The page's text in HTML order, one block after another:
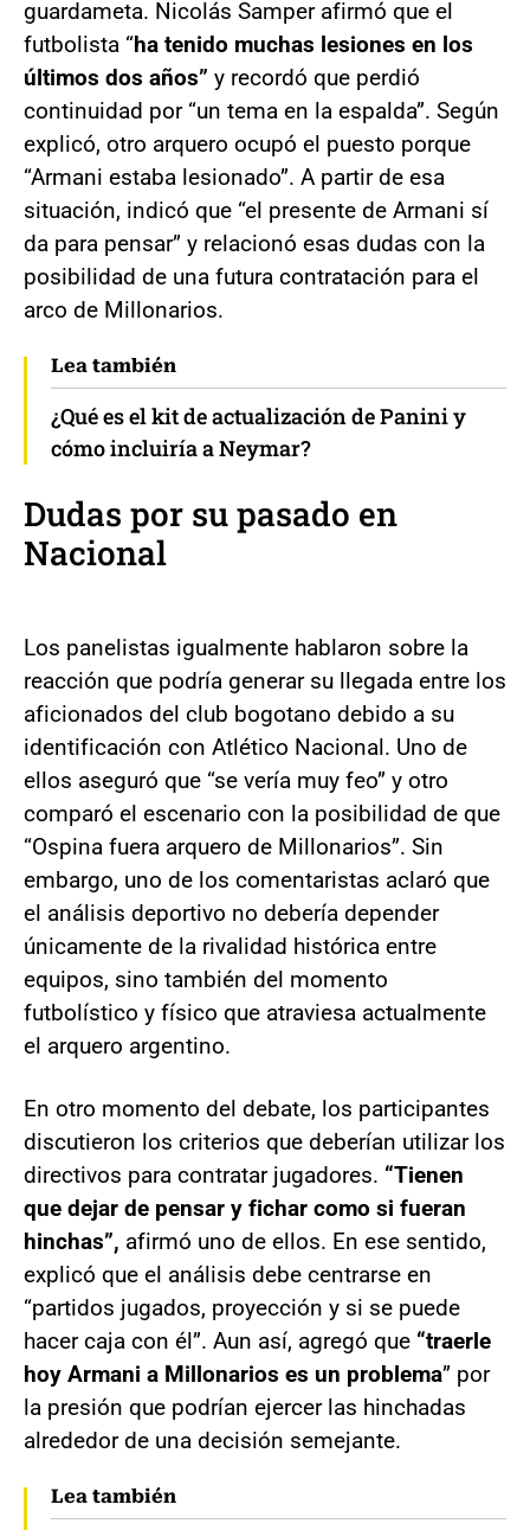
guardameta. Nicolás Samper afirmó que el
futbolista “ha tenido muchas lesiones en los
últimos dos años” y recordó que perdió
continuidad por “un tema en la espalda”. Según
explicó, otro arquero ocupó el puesto porque
“Armani estaba lesionado”. A partir de esa
situación, indicó que “el presente de Armani sí
da para pensar” y relacionó esas dudas con la
posibilidad de una futura contratación para el
arco de Millonarios.
Lea también
¿Qué es el kit de actualización de Panini y
cómo incluiría a Neymar?
Dudas por su pasado en
Nacional
Los panelistas igualmente hablaron sobre la
reacción que podría generar su llegada entre los
aficionados del club bogotano debido a su
identificación con Atlético Nacional. Uno de
ellos aseguró que “se vería muy feo” y otro
comparó el escenario con la posibilidad de que
“Ospina fuera arquero de Millonarios”. Sin
embargo, uno de los comentaristas aclaró que
el análisis deportivo no debería depender
únicamente de la rivalidad histórica entre
equipos, sino también del momento
futbolístico y físico que atraviesa actualmente
el arquero argentino.
En otro momento del debate, los participantes
discutieron los criterios que deberían utilizar los
directivos para contratar jugadores. “Tienen
que dejar de pensar y fichar como si fueran
hinchas”, afirmó uno de ellos. En ese sentido,
explicó que el análisis debe centrarse en
“partidos jugados, proyección y si se puede
hacer caja con él”. Aun así, agregó que “traerle
hoy Armani a Millonarios es un problema” por
la presión que podrían ejercer las hinchadas
alrededor de una decisión semejante.
Lea también